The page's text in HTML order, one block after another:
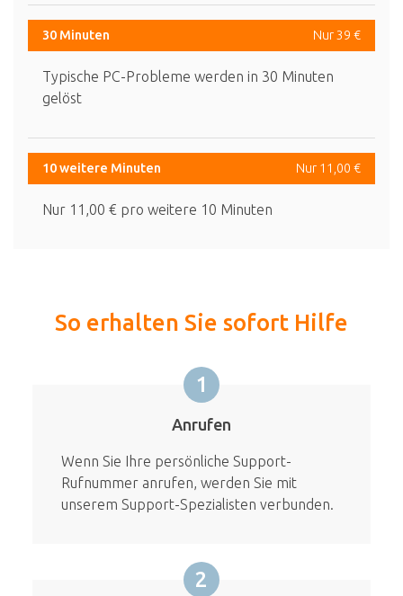
30 Minuten Nur 39 €
Typische PC-Probleme werden in 30 Minuten
gelöst
10 weitere Minuten Nur 11,00 €
Nur 11,00 € pro weitere 10 Minuten
So erhalten Sie sofort Hilfe
1
Anrufen
Wenn Sie Ihre persönliche Support-
Rufnummer anrufen, werden Sie mit
unserem Support-Spezialisten verbunden.
2